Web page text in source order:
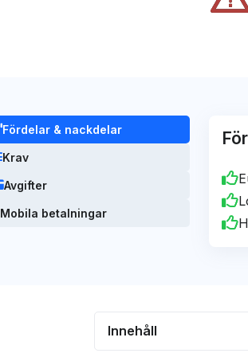
Fördelar & nackdelar
Krav
Avgifter
Mobila betalningar
Innehåll